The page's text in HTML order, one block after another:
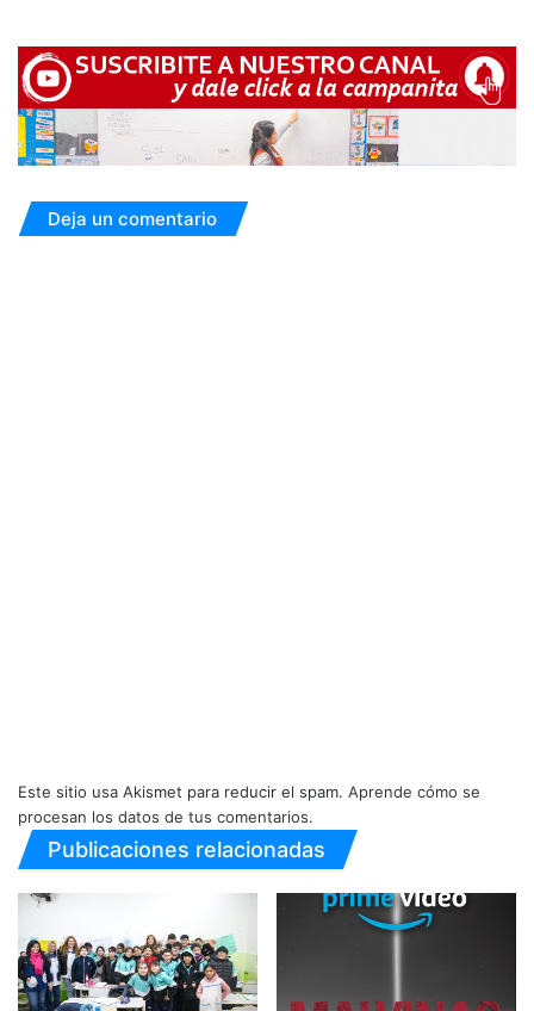
Deja un comentario
Este sitio usa Akismet para reducir el spam. Aprende cómo se
procesan los datos de tus comentarios.
Publicaciones relacionadas